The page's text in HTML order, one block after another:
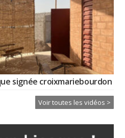
signée croixmariebourdon
Voir toutes les vidéos >